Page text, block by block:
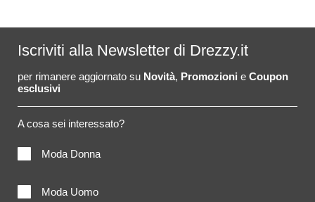
Iscriviti alla Newsletter di Drezzy.it
per rimanere aggiornato su Novità, Promozioni e Coupon
esclusivi
A cosa sei interessato?
Moda Donna
Moda Uomo